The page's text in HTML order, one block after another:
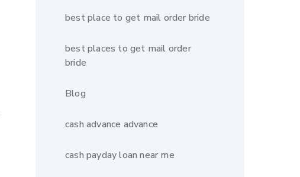
best place to get mail order bride
best places to get mail order
bride
Blog
cash advance advance
cash payday loan near me